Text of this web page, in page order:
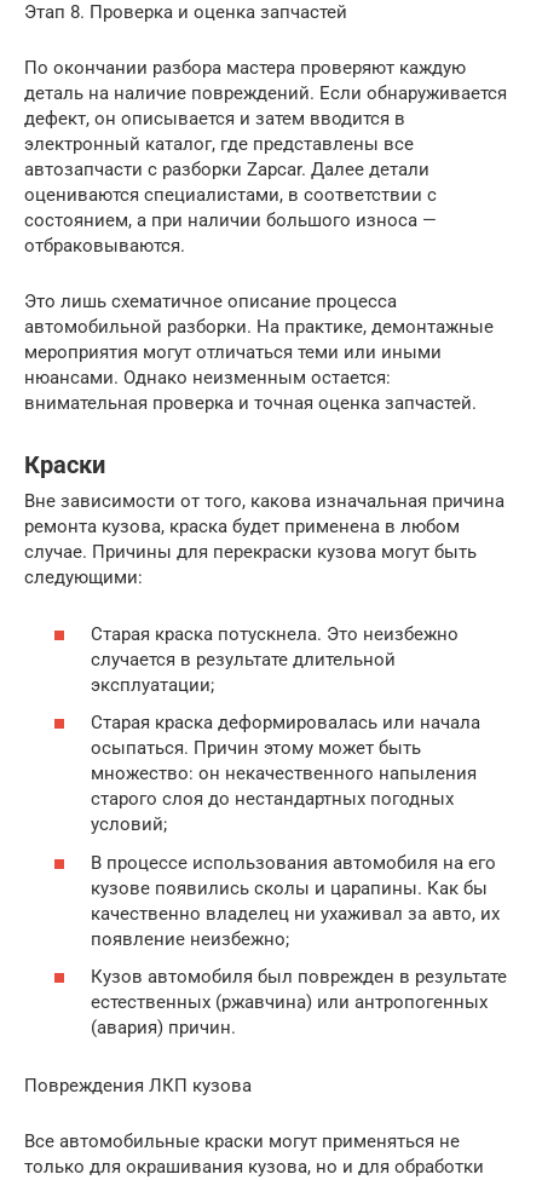
Этап 8. Проверка и оценка запчастей
По окончании разбора мастера проверяют каждую
деталь на наличие повреждений. Если обнаруживается
дефект, он описывается и затем вводится в
электронный каталог, где представлены все
автозапчасти с разборки Zapcar. Далее детали
оцениваются специалистами, в соответствии с
состоянием, а при наличии большого износа —
отбраковываются.
Это лишь схематичное описание процесса
автомобильной разборки. На практике, демонтажные
мероприятия могут отличаться теми или иными
нюансами. Однако неизменным остается:
внимательная проверка и точная оценка запчастей.
Краски
Вне зависимости от того, какова изначальная причина
ремонта кузова, краска будет применена в любом
случае. Причины для перекраски кузова могут быть
следующими:
Старая краска потускнела. Это неизбежно
случается в результате длительной
эксплуатации;
Старая краска деформировалась или начала
осыпаться. Причин этому может быть
множество: он некачественного напыления
старого слоя до нестандартных погодных
условий;
В процессе использования автомобиля на его
кузове появились сколы и царапины. Как бы
качественно владелец ни ухаживал за авто, их
появление неизбежно;
Кузов автомобиля был поврежден в результате
естественных (ржавчина) или антропогенных
(авария) причин.
Повреждения ЛКП кузова
Все автомобильные краски могут применяться не
только для окрашивания кузова, но и для обработки